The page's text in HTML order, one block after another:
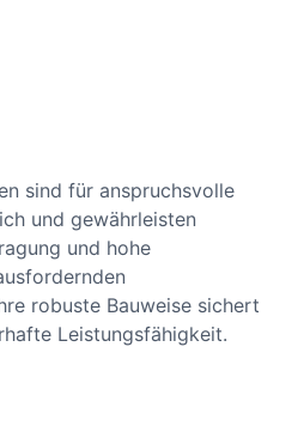
sind für anspruchsvolle
und gewährleisten
und hohe
robuste Bauweise sichert
Leistungsfähigkeit.